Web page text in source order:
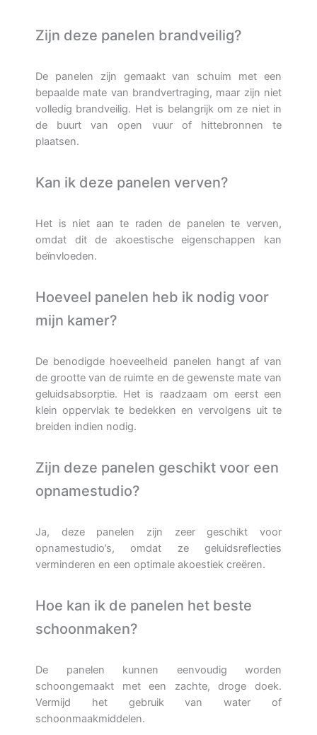
Zijn deze panelen brandveilig?
De panelen zijn gemaakt van schuim met een
bepaalde mate van brandvertraging, maar zijn niet
volledig brandveilig. Het is belangrijk om ze niet in
de buurt van open vuur of hittebronnen te
plaatsen.
Kan ik deze panelen verven?
Het is niet aan te raden de panelen te verven,
omdat dit de akoestische eigenschappen kan
beïnvloeden.
Hoeveel panelen heb ik nodig voor
mijn kamer?
De benodigde hoeveelheid panelen hangt af van
de grootte van de ruimte en de gewenste mate van
geluidsabsorptie. Het is raadzaam om eerst een
klein oppervlak te bedekken en vervolgens uit te
breiden indien nodig.
Zijn deze panelen geschikt voor een
opnamestudio?
Ja, deze panelen zijn zeer geschikt voor
opnamestudio’s, omdat ze geluidsreflecties
verminderen en een optimale akoestiek creëren.
Hoe kan ik de panelen het beste
schoonmaken?
De panelen kunnen eenvoudig worden
schoongemaakt met een zachte, droge doek.
Vermijd het gebruik van water of
schoonmaakmiddelen.